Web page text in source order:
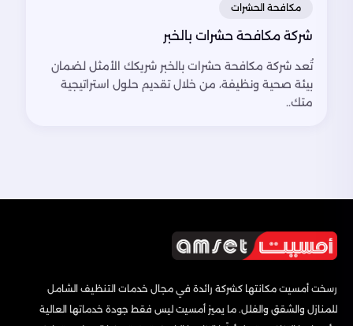
مكافحة الحشرات
شركة مكافحة حشرات بالخبر
تُعد شركة مكافحة حشرات بالخبر شريكك الأمثل لضمان
بيئة صحية ونظيفة، من خلال تقديم حلول استراتيجية
متك..
رسخت أمسيت مكانتها كشركة رائدة في مجال خدمات التنظيف الشامل
للمنازل والشقق والفلل. ما يميز أمسيت ليس فقط جودة خدماتها العالية